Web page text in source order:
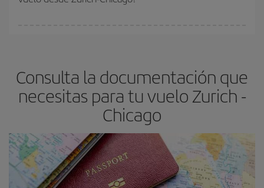
Consulta la documentación que
necesitas para tu vuelo Zurich -
Chicago